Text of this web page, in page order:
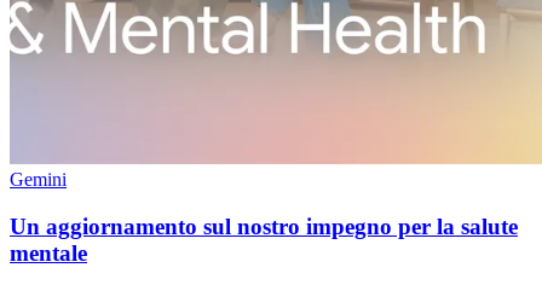
Gemini
Un aggiornamento sul nostro impegno per la salute
mentale